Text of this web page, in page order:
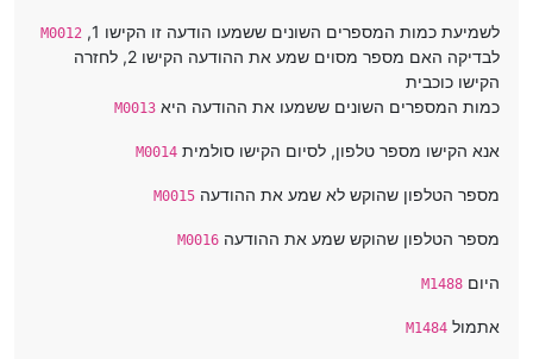
M0012
לבדיקה האם מספר מסוים שמע את ההודעה הקישו 2, לחזרה
הקישו כוכבית
M0013 כמות המספרים השונים ששמעו את ההודעה היא
M0014 אנא הקישו מספר טלפון, לסיום הקישו סולמית
M0015 מספר הטלפון שהוקש לא שמע את ההודעה
M0016 מספר הטלפון שהוקש שמע את ההודעה
M1488 היום
M1484 אתמול